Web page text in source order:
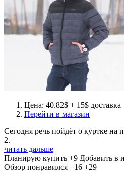
Цена: 40.82$ + 15$ доставка
Перейти в магазин
Сегодня речь пойдёт о куртке
2.
читать дальше
Планирую купить +9 Добавить в
Обзор понравился +16 +29